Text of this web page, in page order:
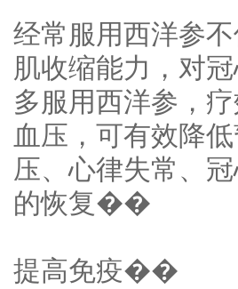
经常服用西洋参
肌收缩能力，对
多服用西洋参，
血压，可有效降
压、心律失常、
的恢复��
提高免疫��